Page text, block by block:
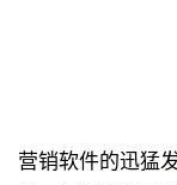
营销软件的迅猛